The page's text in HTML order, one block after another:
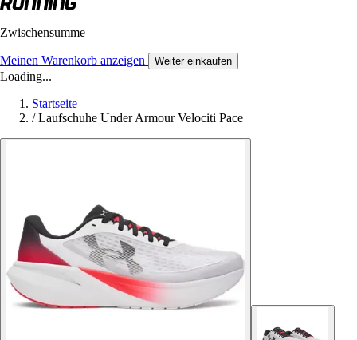
Zwischensumme
Meinen Warenkorb anzeigen Weiter einkaufen
Loading...
Startseite
/ Laufschuhe Under Armour Velociti Pace